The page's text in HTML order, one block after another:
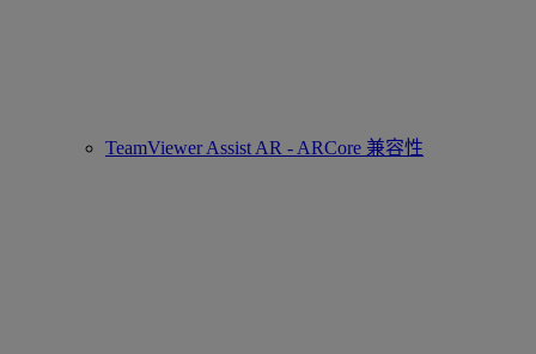
TeamViewer Assist AR - ARCore 兼容性